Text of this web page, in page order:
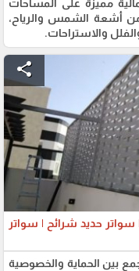
مميزة على المساحات
من أشعة الشمس والرياح،
والاستراحات.
share
حديد شرائح | سواتر
بين الحماية والخصوصية